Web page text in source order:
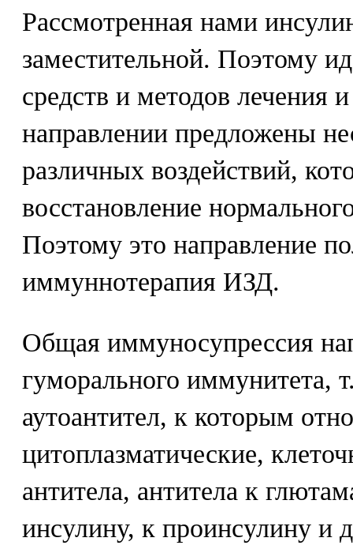
Рассмотренная нами
заместительной. Поэтому
средств и методов лечения
направлении предложены
различных воздействий,
восстановление
Поэтому это направление
иммуннотерапия ИЗД.
Общая иммуносупрессия
гуморального иммунитета,
аутоантител, к которым
цитоплазматические,
антитела, антитела к
инсулину, к проинсулину и